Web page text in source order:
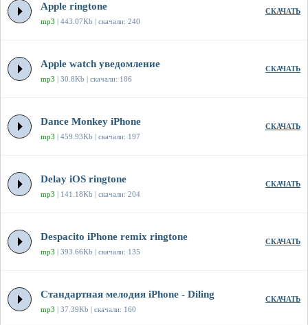
Apple ringtone
mp3 | 443.07Kb | скачали: 240
СКАЧАТЬ
Apple watch уведомление
mp3 | 30.8Kb | скачали: 186
СКАЧАТЬ
Dance Monkey iPhone
mp3 | 459.93Kb | скачали: 197
СКАЧАТЬ
Delay iOS ringtone
mp3 | 141.18Kb | скачали: 204
СКАЧАТЬ
Despacito iPhone remix ringtone
mp3 | 393.66Kb | скачали: 135
СКАЧАТЬ
Стандартная мелодия iPhone - Diling
mp3 | 37.39Kb | скачали: 160
СКАЧАТЬ